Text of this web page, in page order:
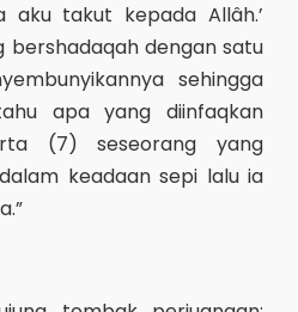
aku takut kepada Allâh.’
bershadaqah dengan satu
sehingga
apa yang diinfaqkan
(7) seseorang yang
keadaan sepi lalu ia